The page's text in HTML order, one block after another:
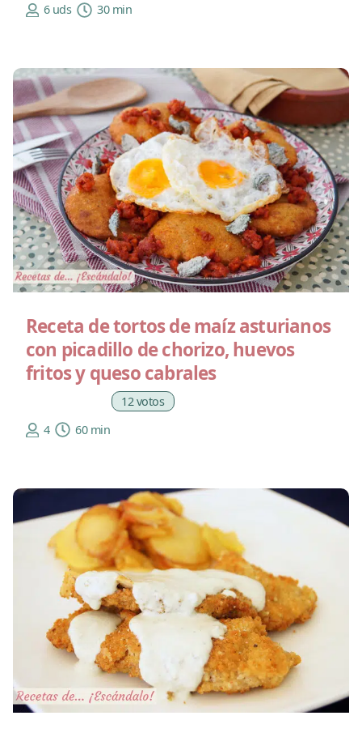
6 uds
30 min
Receta de tortos de maíz asturianos
con picadillo de chorizo, huevos
fritos y queso cabrales
12 votos
4
60 min